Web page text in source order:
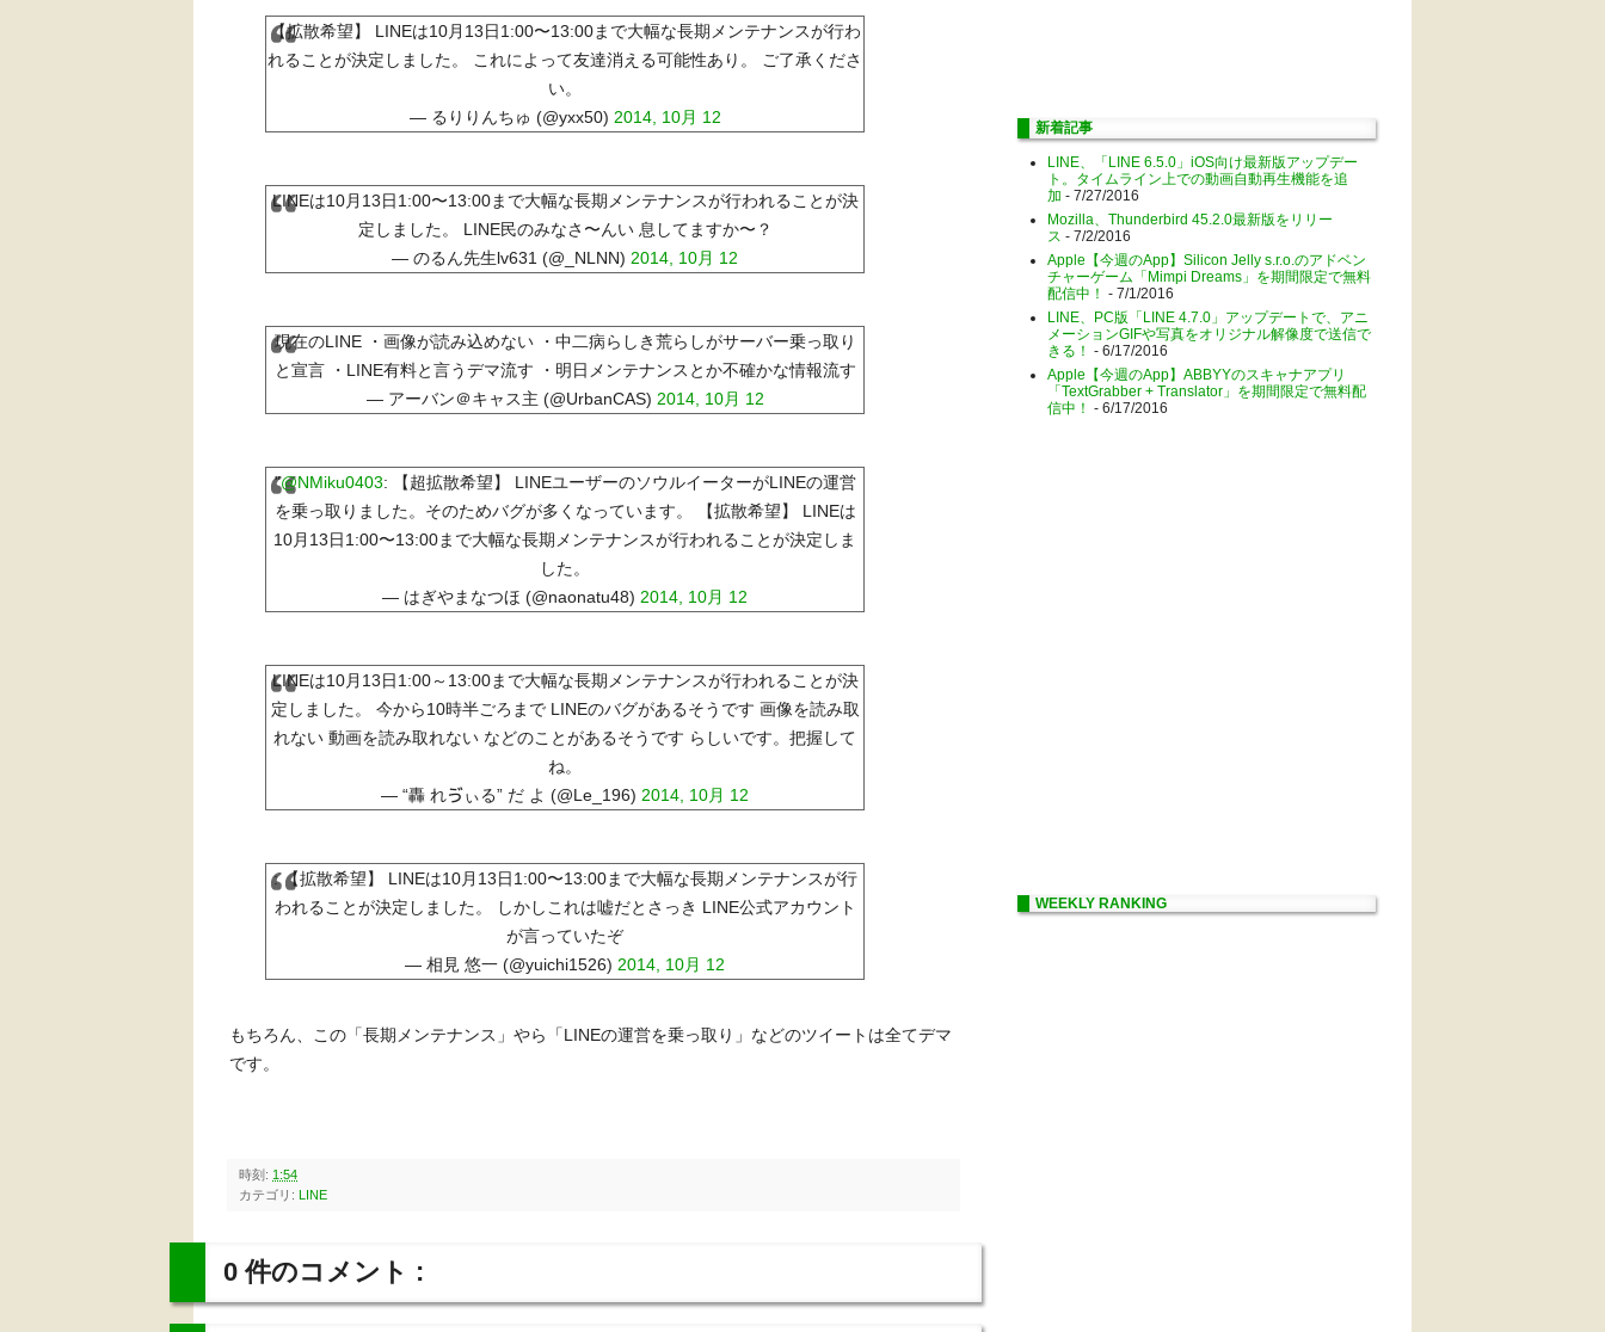
【拡散希望】 LINEは10月13日1:00〜13:00まで大幅な長期メンテナンスが行わ
れることが決定しました。 これによって友達消える可能性あり。 ご了承くださ
い。
— るりりんちゅ (@yxx50) 2014, 10月 12
LINEは10月13日1:00〜13:00まで大幅な長期メンテナンスが行われることが決
定しました。 LINE民のみなさ〜んい 息してますか〜？
— のるん先生lv631 (@_NLNN) 2014, 10月 12
現在のLINE ・画像が読み込めない ・中二病らしき荒らしがサーバー乗っ取り
と宣言 ・LINE有料と言うデマ流す ・明日メンテナンスとか不確かな情報流す
— アーバン＠キャス主 (@UrbanCAS) 2014, 10月 12
"@NMiku0403: 【超拡散希望】 LINEユーザーのソウルイーターがLINEの運営
を乗っ取りました。そのためバグが多くなっています。 【拡散希望】 LINEは
10月13日1:00〜13:00まで大幅な長期メンテナンスが行われることが決定しま
した。
— はぎやまなつほ (@naonatu48) 2014, 10月 12
LINEは10月13日1:00～13:00まで大幅な長期メンテナンスが行われることが決
定しました。 今から10時半ごろまで LINEのバグがあるそうです 画像を読み取
れない 動画を読み取れない などのことがあるそうです らしいです。把握して
ね。
— “轟 れゔぃる” だ よ (@Le_196) 2014, 10月 12
: 【拡散希望】 LINEは10月13日1:00〜13:00まで大幅な長期メンテナンスが行
われることが決定しました。 しかしこれは嘘だとさっき LINE公式アカウント
が言っていたぞ
— 相見 悠一 (@yuichi1526) 2014, 10月 12
もちろん、この「長期メンテナンス」やら「LINEの運営を乗っ取り」などのツイートは全てデマ
です。
時刻: 1:54
カテゴリ: LINE
0 件のコメント :
新着記事
LINE、「LINE 6.5.0」iOS向け最新版アップデー
ト。タイムライン上での動画自動再生機能を追
加 - 7/27/2016
Mozilla、Thunderbird 45.2.0最新版をリリー
ス - 7/2/2016
Apple【今週のApp】Silicon Jelly s.r.o.のアドベン
チャーゲーム「Mimpi Dreams」を期間限定で無料
配信中！ - 7/1/2016
LINE、PC版「LINE 4.7.0」アップデートで、アニ
メーションGIFや写真をオリジナル解像度で送信で
きる！ - 6/17/2016
Apple【今週のApp】ABBYYのスキャナアプリ
「TextGrabber + Translator」を期間限定で無料配
信中！ - 6/17/2016
WEEKLY RANKING